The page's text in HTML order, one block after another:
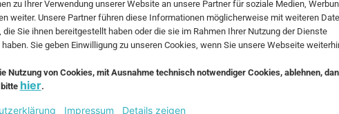
und zzgl.